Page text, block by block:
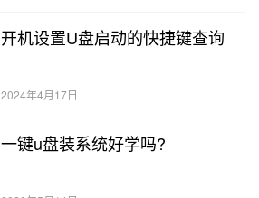
开机设置U盘启动的快捷键查询
2024年4月17日
一键u盘装系统好学吗?